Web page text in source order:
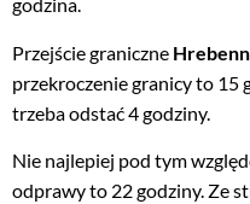
godzina.
Przejście graniczne
przekroczenie granicy to 15
trzeba odstać 4 godziny.
Nie najlepiej pod tym
odprawy to 22 godziny. Ze